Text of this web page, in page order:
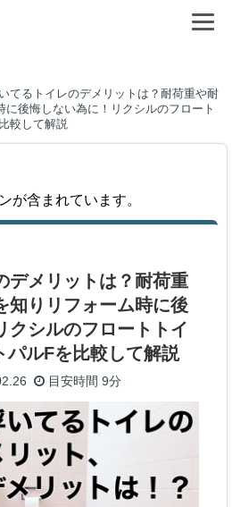
てるトイレのデメリットは？耐荷重や耐
後悔しない為に！リクシルのフロート
較して解説
が含まれています。
デメリットは？耐荷重
知りリフォーム時に後
クシルのフロートトイ
パルFを比較して解説
目安時間9分